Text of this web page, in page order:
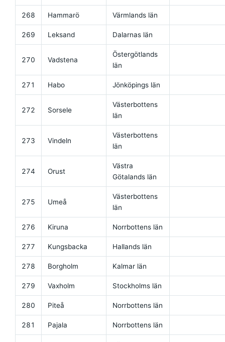
268 Hammarö Värmlands län
269 Leksand Dalarnas län
270 Vadstena
Östergötlands
län
271 Habo Jönköpings län
272 Sorsele
Västerbottens
län
273 Vindeln
Västerbottens
län
274 Orust
Västra
Götalands län
275 Umeå
Västerbottens
län
276 Kiruna Norrbottens län
277 Kungsbacka Hallands län
278 Borgholm Kalmar län
279 Vaxholm Stockholms län
280 Piteå Norrbottens län
281 Pajala Norrbottens län